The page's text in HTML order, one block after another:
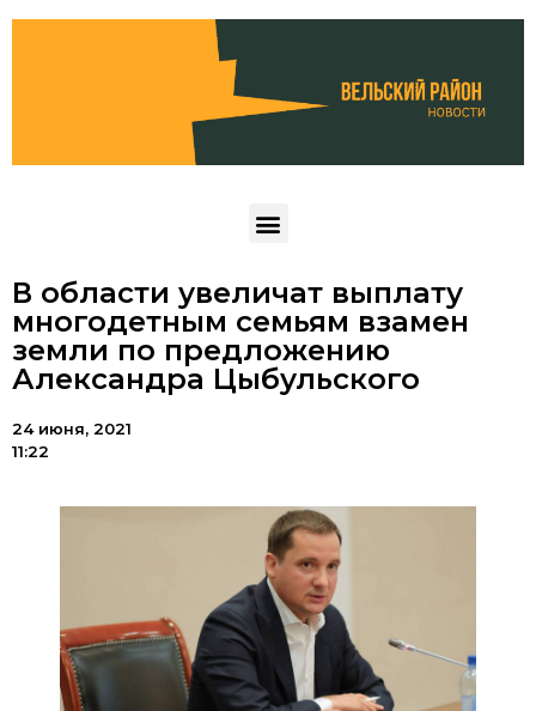
В области увеличат выплату
многодетным семьям взамен
земли по предложению
Александра Цыбульского
24 июня, 2021
11:22